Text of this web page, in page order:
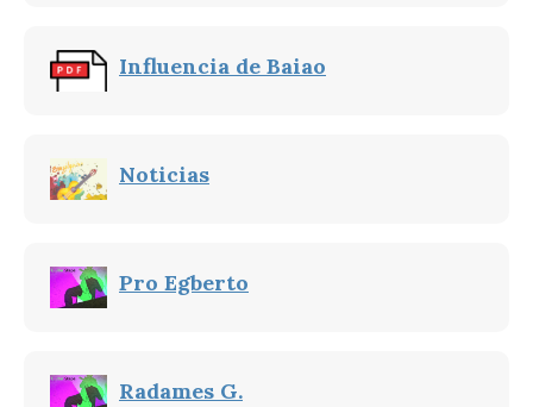
Influencia de Baiao
Noticias
Pro Egberto
Radames G.